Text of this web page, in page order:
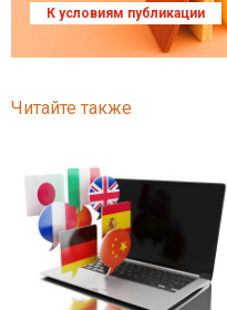
К условиям публикации
Читайте также